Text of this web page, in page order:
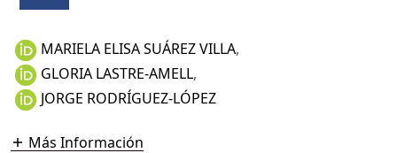
MARIELA ELISA SUÁREZ VILLA,
GLORIA LASTRE-AMELL,
JORGE RODRÍGUEZ-LÓPEZ
Más Información